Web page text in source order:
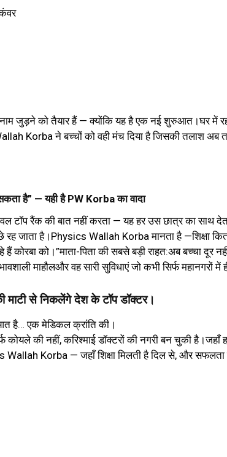
जुड़ने को तैयार हैं — क्योंकि यह है एक नई शुरुआत।घर में
Korba ने बच्चों को वही मंच दिया है जिसकी तलाश अब
है” — यही है PW Korba का वादा
टॉप रैंक की बात नहीं करता — यह हर उस छात्र का साथ
रह जाता है।Physics Wallah Korba मानता है —शिक्षा
हैं कोरबा को।”माता-पिता की सबसे बड़ी राहत:अब बच्चा दूर
माहौलऔर वह सारी सुविधाएं जो कभी सिर्फ महानगरों में
माटी से निकलेंगे देश के टॉप डॉक्टर।
है… एक मेडिकल क्रांति की।
कोयले की नहीं, करिश्माई डॉक्टरों की नगरी बन चुकी है।जहाँ
Korba — जहाँ शिक्षा मिलती है दिल से, और सफलता